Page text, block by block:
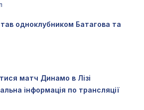
одноклубником Батагова та
матч Динамо в Лізі
інформація по трансляції